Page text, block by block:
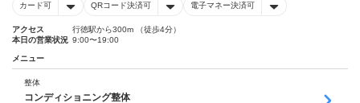
カード可 QRコード決済可 電子マネー決済可
アクセス
行徳駅から300m （徒歩4分）
本日の営業状況 9:00〜19:00
メニュー
整体
コンディショニング整体